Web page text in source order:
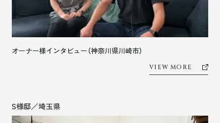
オーナー様インタビュー（神奈川県川崎市）
VIEW MORE
S様邸／埼玉県